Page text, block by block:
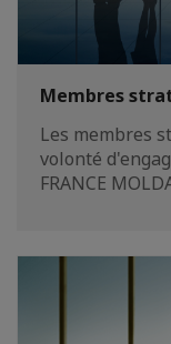
Membres
Les membres
volonté
FRANCE